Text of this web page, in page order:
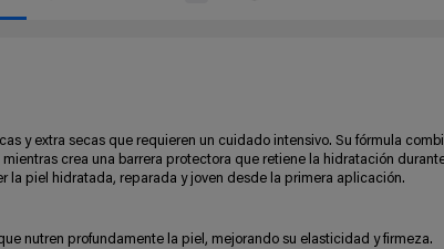
y extra secas que requieren un cuidado intensivo. Su fórmula
crea una barrera protectora que retiene la hidratación
la piel hidratada, reparada y joven desde la primera aplicación.
nutren profundamente la piel, mejorando su elasticidad y firmeza.